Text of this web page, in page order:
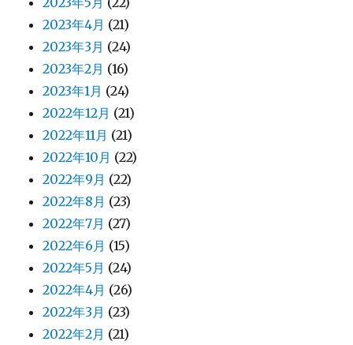
2023年4月 (21)
2023年3月 (24)
2023年2月 (16)
2023年1月 (24)
2022年12月 (21)
2022年11月 (21)
2022年10月 (22)
2022年9月 (22)
2022年8月 (23)
2022年7月 (27)
2022年6月 (15)
2022年5月 (24)
2022年4月 (26)
2022年3月 (23)
2022年2月 (21)